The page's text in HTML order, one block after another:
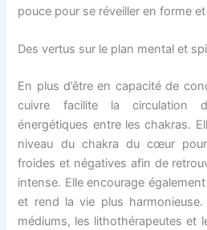
pouce pour se réveiller en forme
Des vertus sur le plan mental et
En plus d’être en capacité de
cuivre facilite la circulation
énergétiques entre les chakras.
niveau du chakra du cœur
froides et négatives afin de
intense. Elle encourage
et rend la vie plus
médiums, les lithothérapeutes et